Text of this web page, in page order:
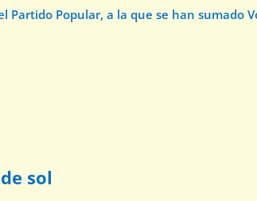
Popular, a la que se han sumado
sol